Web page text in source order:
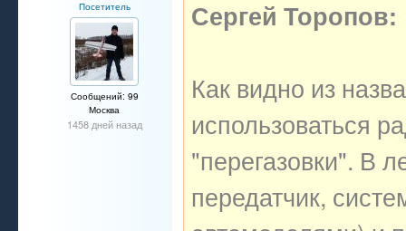
Посетитель
Сообщений: 99
Москва
1458 дней назад
Сергей Торопов:
Как видно из
использоваться
"перегазовки". В
передатчик,